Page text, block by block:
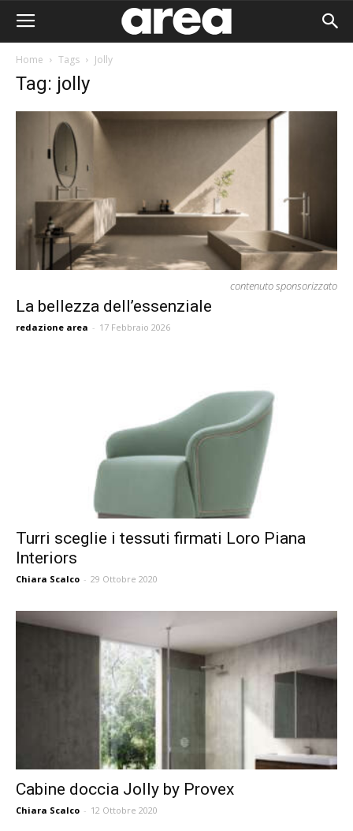
Home Tags Jolly
Tag: jolly
contenuto sponsorizzato
La bellezza dell’essenziale
redazione area - 17 Febbraio 2026
Turri sceglie i tessuti firmati Loro Piana
Interiors
Chiara Scalco - 29 Ottobre 2020
Cabine doccia Jolly by Provex
Chiara Scalco - 12 Ottobre 2020